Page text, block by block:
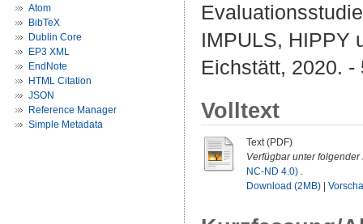
Atom
BibTeX
Dublin Core
EP3 XML
EndNote
HTML Citation
JSON
Reference Manager
Simple Metadata
IMPULS, HIPPY
Eichstätt, 2020. -
Volltext
Text (PDF)
Verfügbar unter folgender
NC-ND 4.0) .
Download (2MB)